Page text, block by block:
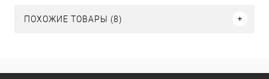
ПОХОЖИЕ ТОВАРЫ (8)